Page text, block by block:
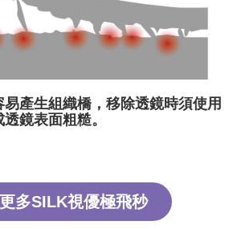
產生組織橋，移除透鏡時須使用
鏡表面粗糙。
多SILK視優極飛秒